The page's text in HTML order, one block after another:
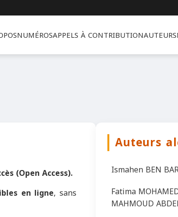
NUMÉROSAPPELS À CONTRIBUTIONAUTEURS
(Open Access).
en ligne, sans
Auteurs
Ismahen BEN
Fatima
MAHMOUD